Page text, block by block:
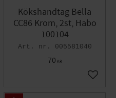
till i favoriter
Kökshandtag Bella
CC86 Krom, 2st, Habo
100104
005581040
70 KR
Lägg